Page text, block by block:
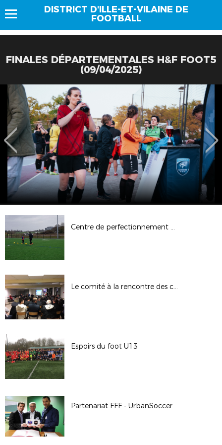
DISTRICT D'ILLE-ET-VILAINE DE
FOOTBALL
FINALES DÉPARTEMENTALES H&F FOOT5
(09/04/2025)
Centre de perfectionnement GDB au Rheu
Le comité à la rencontre des clubs
Espoirs du foot U13
Partenariat FFF - UrbanSoccer